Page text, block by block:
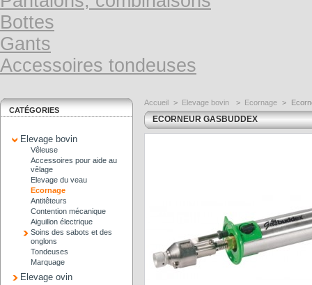
Bottes
Gants
Accessoires tondeuses
CATÉGORIES
Elevage bovin
Vêleuse
Accessoires pour aide au
vêlage
Elevage du veau
Ecornage
Antitêteurs
Contention mécanique
Aiguillon électrique
Soins des sabots et des
onglons
Tondeuses
Marquage
Elevage ovin
Accueil > Elevage bovin > Ecornage >
ECORNEUR GASBUDDEX